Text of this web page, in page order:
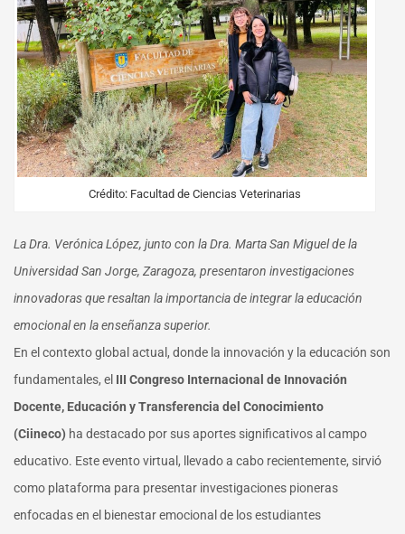
en
Congreso
Internacional
Crédito: Facultad de Ciencias Veterinarias
La Dra. Verónica López, junto con la Dra. Marta San Miguel de la
Universidad San Jorge, Zaragoza, presentaron investigaciones
innovadoras que resaltan la importancia de integrar la educación
emocional en la enseñanza superior.
En el contexto global actual, donde la innovación y la educación son
fundamentales, el III Congreso Internacional de Innovación
Docente, Educación y Transferencia del Conocimiento
(Ciineco) ha destacado por sus aportes significativos al campo
educativo. Este evento virtual, llevado a cabo recientemente, sirvió
como plataforma para presentar investigaciones pioneras
enfocadas en el bienestar emocional de los estudiantes